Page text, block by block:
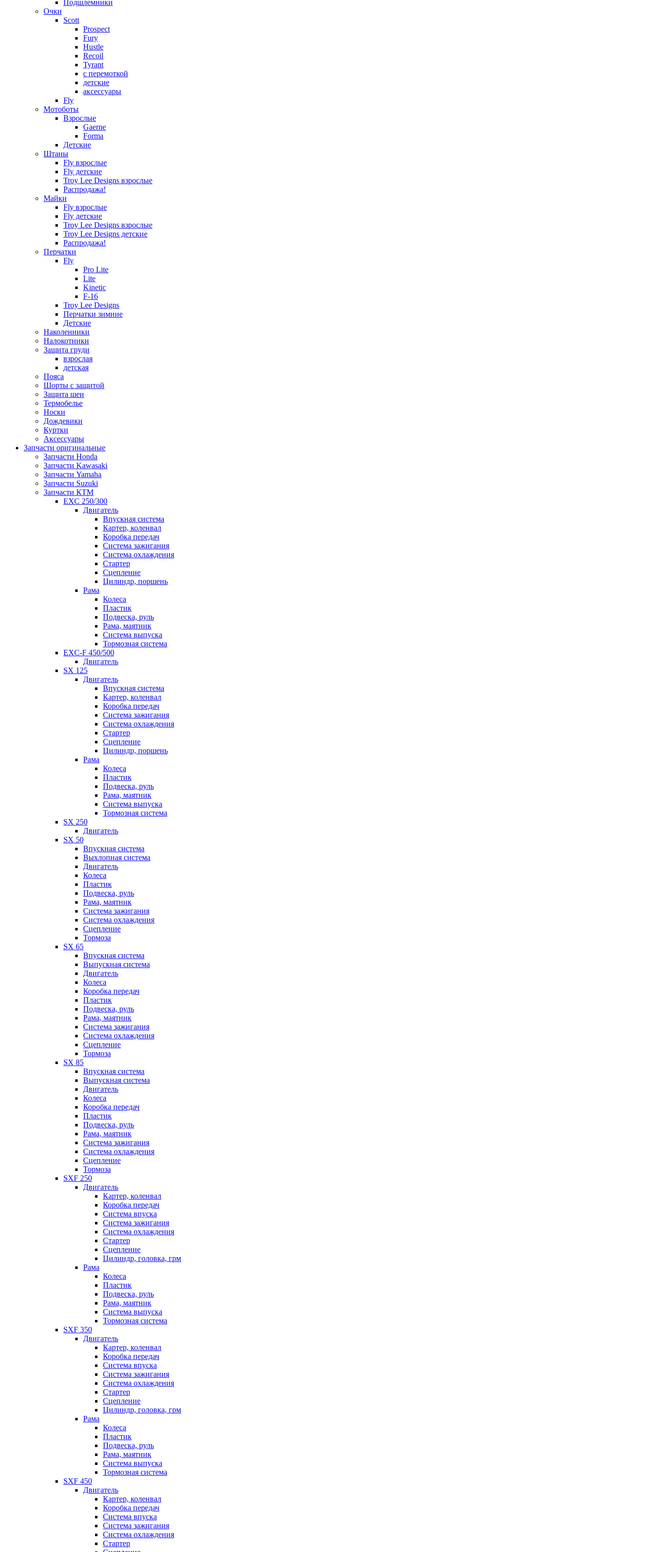
Подшлемники
Очки
Scott
Prospect
Fury
Hustle
Recoil
Tyrant
с перемоткой
детские
аксессуары
Fly
Мотоботы
Взрослые
Gaerne
Forma
Детские
Штаны
Fly взрослые
Fly детские
Troy Lee Designs взрослые
Распродажа!
Майки
Fly взрослые
Fly детские
Troy Lee Designs взрослые
Troy Lee Designs детские
Распродажа!
Перчатки
Fly
Pro Lite
Lite
Kinetic
F-16
Troy Lee Designs
Перчатки зимние
Детские
Наколенники
Налокотники
Защита груди
взрослая
детская
Пояса
Шорты с защитой
Защита шеи
Термобелье
Носки
Дождевики
Куртки
Аксессуары
Запчасти оригинальные
Запчасти Honda
Запчасти Kawasaki
Запчасти Yamaha
Запчасти Suzuki
Запчасти КТМ
EXC 250/300
Двигатель
Впускная система
Картер, коленвал
Коробка передач
Система зажигания
Система охлаждения
Стартер
Сцепление
Цилиндр, поршень
Рама
Колеса
Пластик
Подвеска, руль
Рама, маятник
Система выпуска
Тормозная система
EXC-F 450/500
Двигатель
SX 125
Двигатель
Впускная система
Картер, коленвал
Коробка передач
Система зажигания
Система охлаждения
Стартер
Сцепление
Цилиндр, поршень
Рама
Колеса
Пластик
Подвеска, руль
Рама, маятник
Система выпуска
Тормозная система
SX 250
Двигатель
SX 50
Впускная система
Выхлопная система
Двигатель
Колеса
Пластик
Подвеска, руль
Рама, маятник
Система зажигания
Система охлаждения
Сцепление
Тормоза
SX 65
Впускная система
Выпускная система
Двигатель
Колеса
Коробка передач
Пластик
Подвеска, руль
Рама, маятник
Система зажигания
Система охлаждения
Сцепление
Тормоза
SX 85
Впускная система
Выпускная система
Двигатель
Колеса
Коробка передач
Пластик
Подвеска, руль
Рама, маятник
Система зажигания
Система охлаждения
Сцепление
Тормоза
SXF 250
Двигатель
Картер, коленвал
Коробка передач
Система впуска
Система зажигания
Система охлаждения
Стартер
Сцепление
Цилиндр, головка, грм
Рама
Колеса
Пластик
Подвеска, руль
Рама, маятник
Система выпуска
Тормозная система
SXF 350
Двигатель
Картер, коленвал
Коробка передач
Система впуска
Система зажигания
Система охлаждения
Стартер
Сцепление
Цилиндр, головка, грм
Рама
Колеса
Пластик
Подвеска, руль
Рама, маятник
Система выпуска
Тормозная система
SXF 450
Двигатель
Картер, коленвал
Коробка передач
Система впуска
Система зажигания
Система охлаждения
Стартер